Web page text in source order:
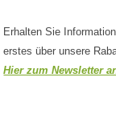
Erhalten Sie
erstes über unsere
Hier zum Newsletter